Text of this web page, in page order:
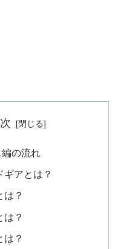
の流れ
ギアとは？
は？
は？
は？